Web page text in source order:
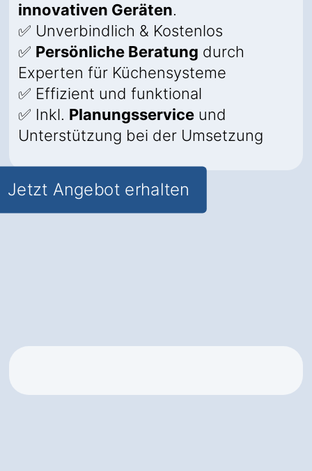
innovativen Geräten.
✅ Unverbindlich & Kostenlos
✅ Persönliche Beratung durch
Experten für Küchensysteme
✅ Effizient und funktional
✅ Inkl. Planungsservice und
Unterstützung bei der Umsetzung
Jetzt Angebot erhalten